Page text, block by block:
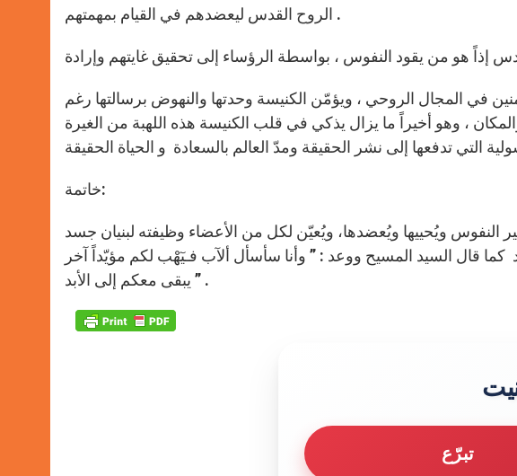
الروح القدس ليعضدهم في القيام بمهمتهم .
إذاً هو من يقود النفوس ، بواسطة الرؤساء إلى تحقيق غايتهم وإرادة
في المجال الروحي ، ويؤمّن الكنيسة وحدتها والنهوض برسالتها رغم
، وهو أخيراً ما يزال يذكي في قلب الكنيسة هذه اللهبة من الغيرة
خاتمة:
النفوس ويُحييها ويُعضدها، ويُعيّن لكل من الأعضاء وظيفته لبنيان جسد
كما قال السيد المسيح ووعد : ” وأنا سأسأل ألآب فـيٓهْب لكم مؤيّداً آخر
يبقى معكم إلى الأبد ” .
تبرّع